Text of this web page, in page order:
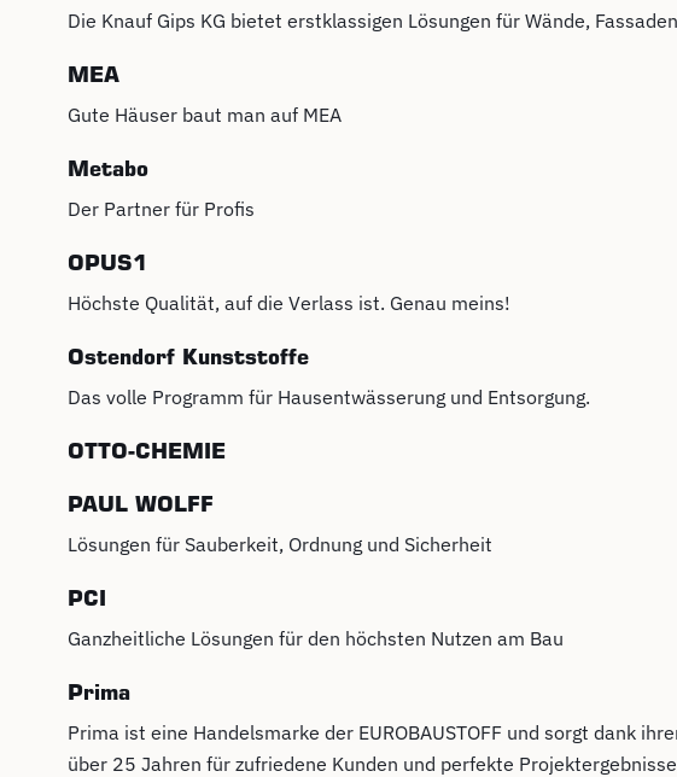
Die Knauf Gips KG bietet erstklassigen Lösungen für Wände,
MEA
Gute Häuser baut man auf MEA
Metabo
Der Partner für Profis
OPUS1
Höchste Qualität, auf die Verlass ist. Genau meins!
Ostendorf Kunststoffe
Das volle Programm für Hausentwässerung und Entsorgung.
OTTO-CHEMIE
PAUL WOLFF
Lösungen für Sauberkeit, Ordnung und Sicherheit
PCI
Ganzheitliche Lösungen für den höchsten Nutzen am Bau
Prima
Prima ist eine Handelsmarke der EUROBAUSTOFF und sorgt dank
über 25 Jahren für zufriedene Kunden und perfekte